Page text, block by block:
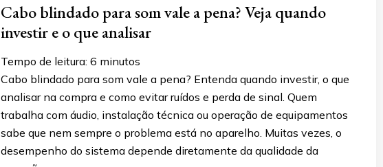
Cabo blindado para som vale a pena? Veja quando
investir e o que analisar
Tempo de leitura: 6 minutos
Cabo blindado para som vale a pena? Entenda quando investir, o que
analisar na compra e como evitar ruídos e perda de sinal. Quem
trabalha com áudio, instalação técnica ou operação de equipamentos
sabe que nem sempre o problema está no aparelho. Muitas vezes, o
desempenho do sistema depende diretamente da qualidade da